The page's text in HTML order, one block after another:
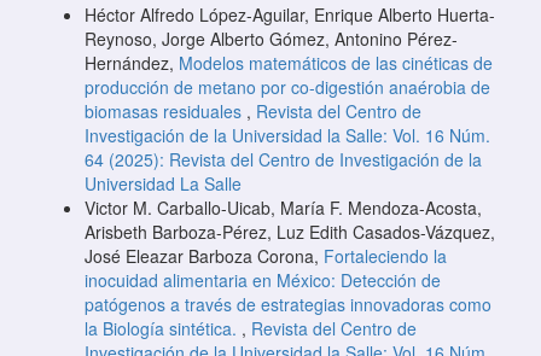
Héctor Alfredo López-Aguilar, Enrique Alberto Huerta-
Reynoso, Jorge Alberto Gómez, Antonino Pérez-
Hernández, Modelos matemáticos de las cinéticas de
producción de metano por co-digestión anaérobia de
biomasas residuales , Revista del Centro de
Investigación de la Universidad la Salle: Vol. 16 Núm.
64 (2025): Revista del Centro de Investigación de la
Universidad La Salle
Victor M. Carballo-Uicab, María F. Mendoza-Acosta,
Arisbeth Barboza-Pérez, Luz Edith Casados-Vázquez,
José Eleazar Barboza Corona, Fortaleciendo la
inocuidad alimentaria en México: Detección de
patógenos a través de estrategias innovadoras como
la Biología sintética. , Revista del Centro de